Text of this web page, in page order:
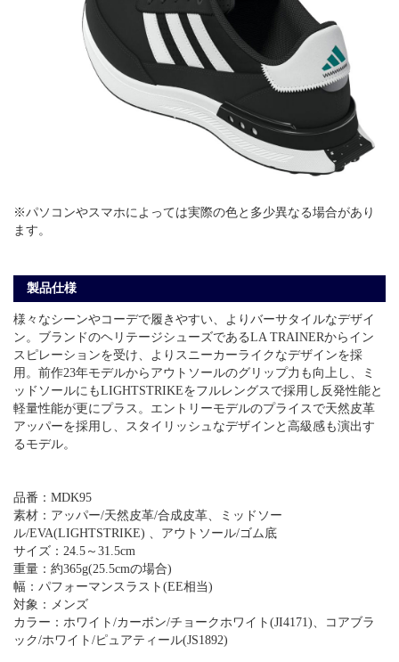
※パソコンやスマホによっては実際の色と多少異なる場合があり
ます。
製品仕様
様々なシーンやコーデで履きやすい、よりバーサタイルなデザイ
ン。ブランドのヘリテージシューズであるLA TRAINERからイン
スピレーションを受け、よりスニーカーライクなデザインを採
用。前作23年モデルからアウトソールのグリップ力も向上し、ミ
ッドソールにもLIGHTSTRIKEをフルレングスで採用し反発性能と
軽量性能が更にプラス。エントリーモデルのプライスで天然皮革
アッパーを採用し、スタイリッシュなデザインと高級感も演出す
るモデル。
品番：MDK95
素材：アッパー/天然皮革/合成皮革、ミッドソー
ル/EVA(LIGHTSTRIKE) 、アウトソール/ゴム底
サイズ：24.5～31.5cm
重量：約365g(25.5cmの場合)
幅：パフォーマンスラスト(EE相当)
対象：メンズ
カラー：ホワイト/カーボン/チョークホワイト(JI4171)、コアブラ
ック/ホワイト/ピュアティール(JS1892)